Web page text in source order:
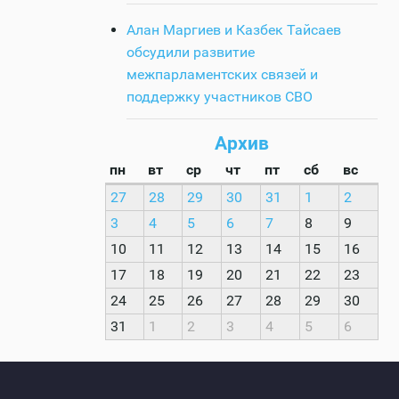
Алан Маргиев и Казбек Тайсаев
обсудили развитие
межпарламентских связей и
поддержку участников СВО
Архив
пн вт ср чт пт сб
вс
27
28 29 30 31 1
2
3
4 5 6 7 8
9
10
11 12 13 14 15
16
17
18 19 20 21 22
23
24
25 26 27 28 29
30
31
1 2 3 4 5 6